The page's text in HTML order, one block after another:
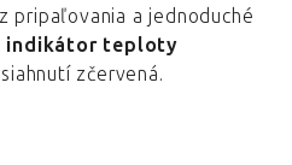
pripaľovania a jednoduché
indikátor teploty
zčervená.